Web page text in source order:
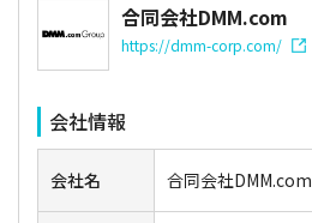
合同会社DMM.com
https://dmm-corp.com/
会社情報
会社名 合同会社DMM.com